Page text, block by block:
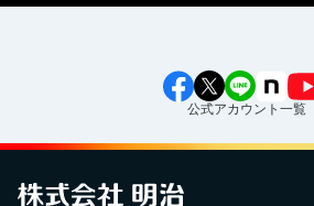
公式アカウント一覧